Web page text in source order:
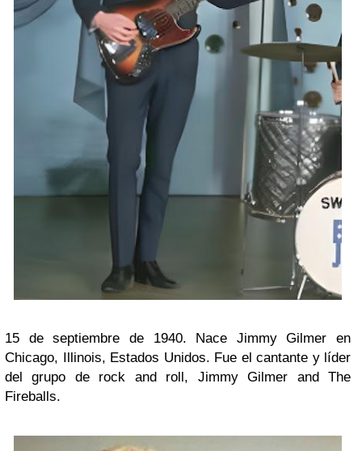
15 de septiembre de 1940. Nace Jimmy Gilmer en
Chicago, Illinois, Estados Unidos. Fue el cantante y líder
del grupo de rock and roll, Jimmy Gilmer and The
Fireballs.